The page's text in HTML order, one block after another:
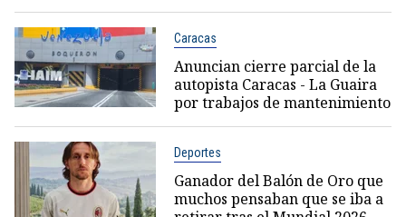
Caracas
Anuncian cierre parcial de la
autopista Caracas - La Guaira
por trabajos de mantenimiento
Deportes
Ganador del Balón de Oro que
muchos pensaban que se iba a